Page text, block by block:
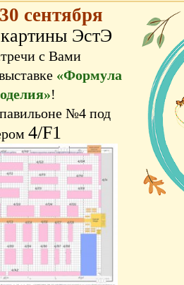
сентября
ЭстЭ
с Вами
«Формула
!
№4 под
4/F1